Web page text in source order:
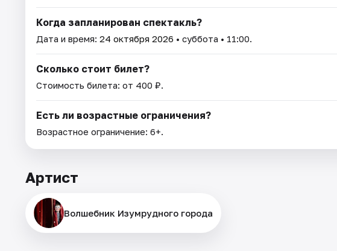
Когда запланирован спектакль?
Дата и время: 24 октября 2026 • суббота • 11:00.
Сколько стоит билет?
Стоимость билета: от 400 ₽.
Есть ли возрастные ограничения?
Возрастное ограничение: 6+.
Артист
Волшебник Изумрудного города